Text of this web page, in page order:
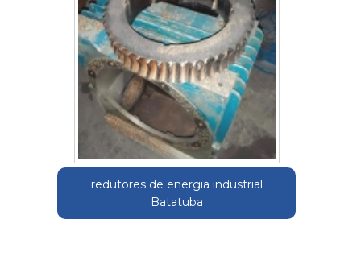
redutores de energia industrial
Batatuba